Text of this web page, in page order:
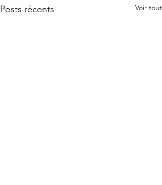
Posts récents Voir tout